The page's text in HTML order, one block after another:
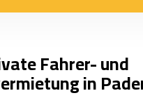
Fahrer- und
in